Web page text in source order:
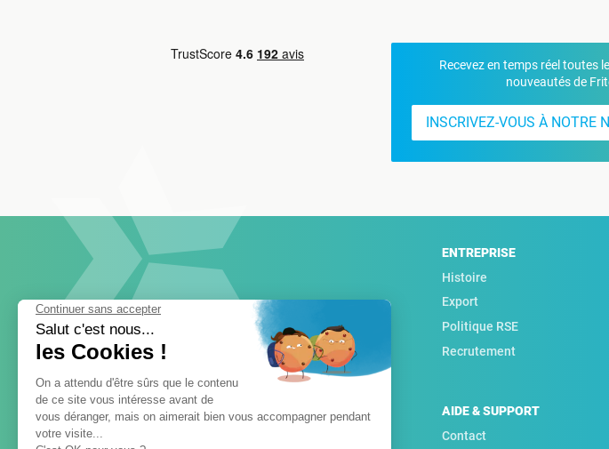
Recevez en temps réel toutes
nouveautés de
INSCRIVEZ-VOUS À NOTRE
ENTREPRISE
Histoire
Export
Politique RSE
Recrutement
AIDE & SUPPORT
Contact